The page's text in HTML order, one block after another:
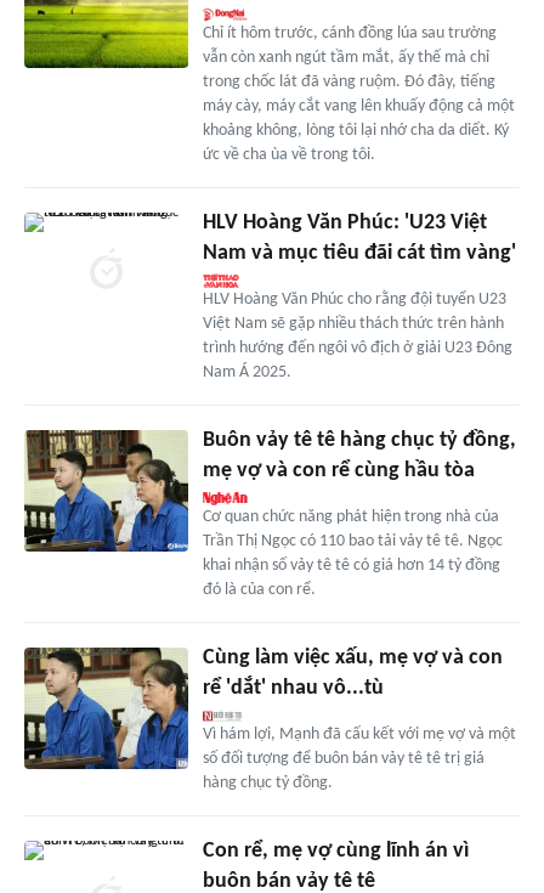
Chỉ ít hôm trước, cánh đồng lúa sau trường
vẫn còn xanh ngút tầm mắt, ấy thế mà chỉ
trong chốc lát đã vàng ruộm. Đó đây, tiếng
máy cày, máy cắt vang lên khuấy động cả một
khoảng không, lòng tôi lại nhớ cha da diết. Ký
ức về cha ùa về trong tôi.
HLV Hoàng Văn Phúc: 'U23 Việt
Nam và mục tiêu đãi cát tìm vàng'
HLV Hoàng Văn Phúc cho rằng đội tuyển U23
Việt Nam sẽ gặp nhiều thách thức trên hành
trình hướng đến ngôi vô địch ở giải U23 Đông
Nam Á 2025.
Buôn vảy tê tê hàng chục tỷ đồng,
mẹ vợ và con rể cùng hầu tòa
Cơ quan chức năng phát hiện trong nhà của
Trần Thị Ngọc có 110 bao tải vảy tê tê. Ngọc
khai nhận số vảy tê tê có giá hơn 14 tỷ đồng
đó là của con rể.
Cùng làm việc xấu, mẹ vợ và con
rể 'dắt' nhau vô...tù
Vì hám lợi, Mạnh đã cấu kết với mẹ vợ và một
số đối tượng để buôn bán vảy tê tê trị giá
hàng chục tỷ đồng.
Con rể, mẹ vợ cùng lĩnh án vì
buôn bán vảy tê tê